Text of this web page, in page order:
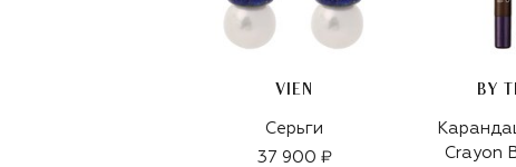
VIEN
Серьги
37 900 ₽
BY
Crayon